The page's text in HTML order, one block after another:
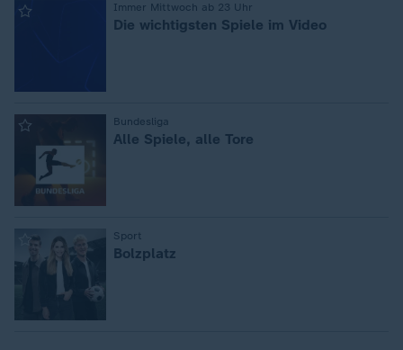
Immer Mittwoch ab 23 Uhr
Die wichtigsten Spiele im Video
Bundesliga
Alle Spiele, alle Tore
Sport
Bolzplatz